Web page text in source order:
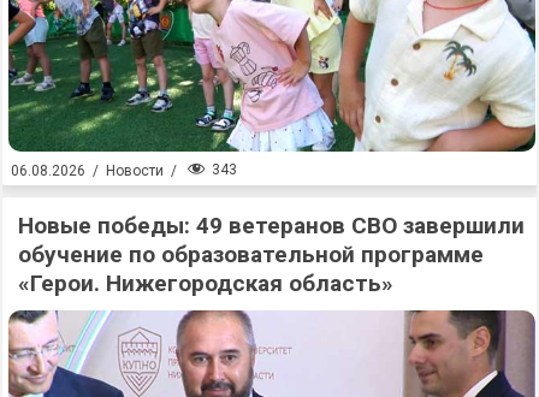
06.08.2026 / Новости / 343
Новые победы: 49 ветеранов СВО завершили
обучение по образовательной программе
«Герои. Нижегородская область»